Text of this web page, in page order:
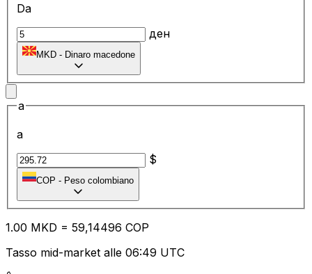
Da
ден
MKD - Dinaro macedone
a
a
$
COP - Peso colombiano
1.00 MKD = 59,14496 COP
Tasso mid-market alle 06:49 UTC